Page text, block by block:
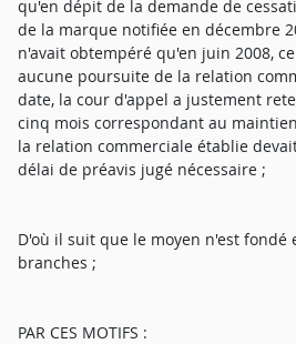
qu'en dépit de la demande de
de la marque notifiée en décembre
n'avait obtempéré qu'en juin 2008,
aucune poursuite de la relation
date, la cour d'appel a justement
cinq mois correspondant au
la relation commerciale établie
délai de préavis jugé nécessaire ;
D'où il suit que le moyen n'est fondé
branches ;
PAR CES MOTIFS :